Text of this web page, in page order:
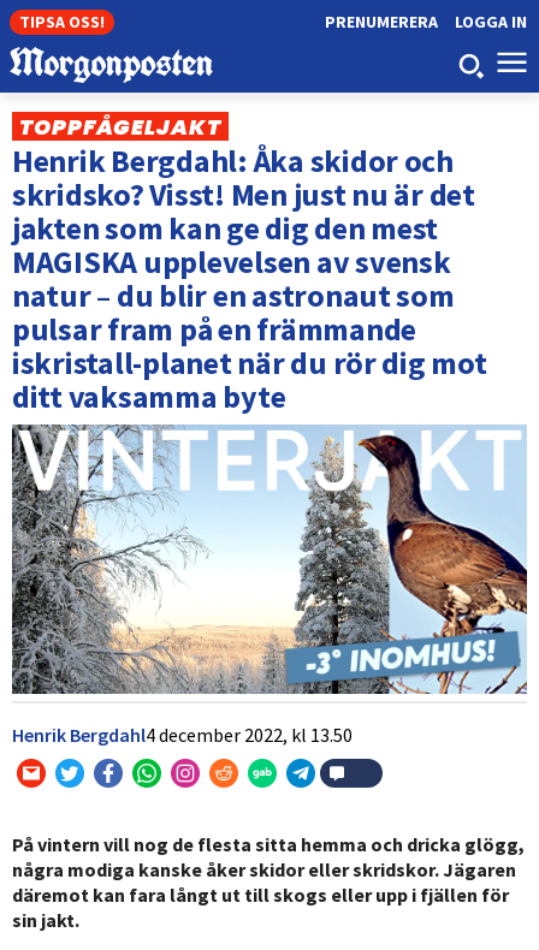
TIPSA OSS! LOGGA IN
PRENUMERERA
TOPPFÅGELJAKT
Henrik Bergdahl: Åka skidor och
skridsko? Visst! Men just nu är det
jakten som kan ge dig den mest
MAGISKA upplevelsen av svensk
natur – du blir en astronaut som
pulsar fram på en främmande
iskristall-planet när du rör dig mot
ditt vaksamma byte
Henrik Bergdahl4 december 2022, kl 13.50
På vintern vill nog de flesta sitta hemma och dricka glögg,
några modiga kanske åker skidor eller skridskor. Jägaren
däremot kan fara långt ut till skogs eller upp i fjällen för
sin jakt.